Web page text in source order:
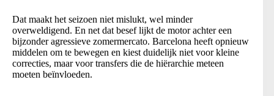
Dat maakt het seizoen niet mislukt, wel minder
overweldigend. En net dat besef lijkt de motor achter een
bijzonder agressieve zomermercato. Barcelona heeft opnieuw
middelen om te bewegen en kiest duidelijk niet voor kleine
correcties, maar voor transfers die de hiërarchie meteen
moeten beïnvloeden.